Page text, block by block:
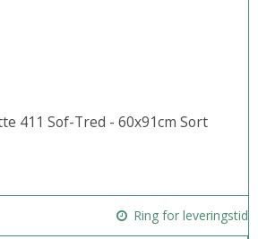
411 Sof-Tred - 60x91cm Sort
Ring for leveringstid